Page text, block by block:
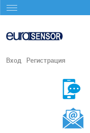
Вход Регистрация